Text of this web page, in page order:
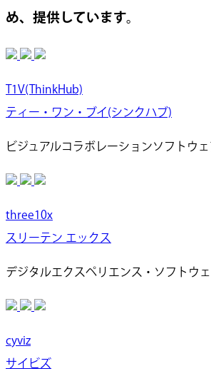
め、提供しています。
T1V(ThinkHub)
ティー・ワン・ブイ(シンクハブ)
ビジュアルコラボレーションソフトウェ
three10x
スリーテン エックス
デジタルエクスペリエンス・ソフトウ
cyviz
サイビズ